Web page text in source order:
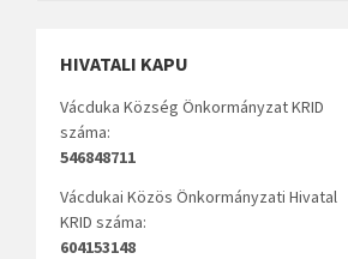
HIVATALI KAPU
Vácduka Község Önkormányzat KRID
száma:
546848711
Vácdukai Közös Önkormányzati Hivatal
KRID száma:
604153148